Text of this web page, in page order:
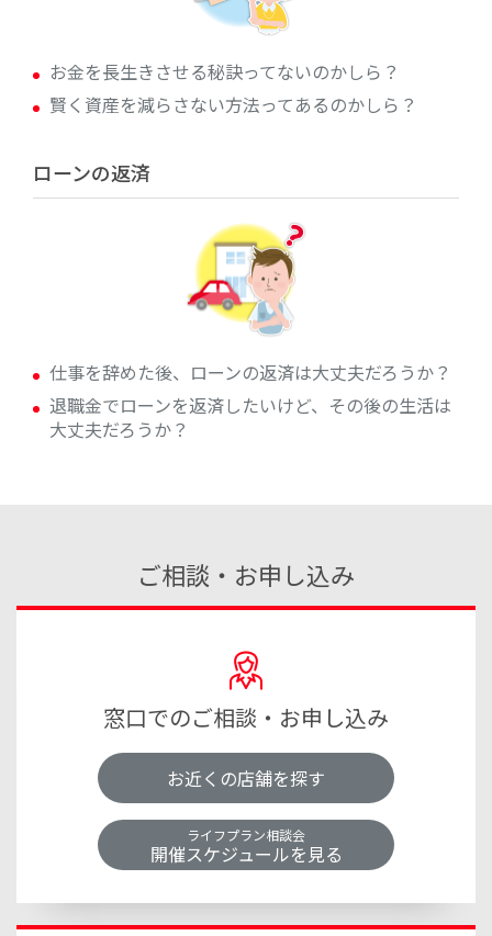
お金を長生きさせる秘訣ってないのかしら？
賢く資産を減らさない方法ってあるのかしら？
ローンの返済
仕事を辞めた後、ローンの返済は大丈夫だろうか？
退職金でローンを返済したいけど、その後の生活は
大丈夫だろうか？
ご相談・お申し込み
窓口でのご相談・お申し込み
お近くの店舗を探す
ライフプラン相談会
開催スケジュールを見る